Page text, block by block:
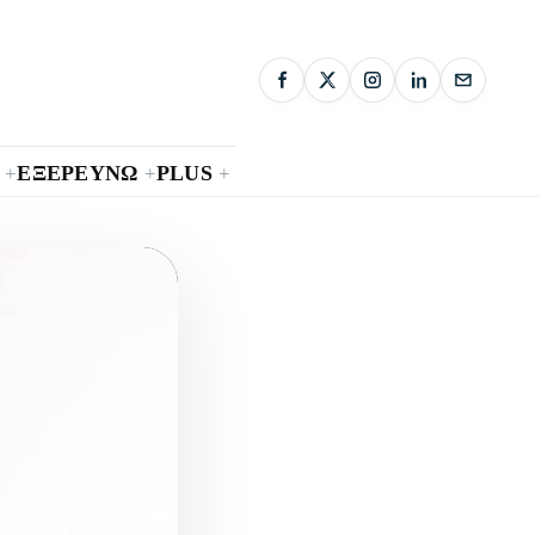
+ΕΞΕΡΕΥΝΩ +PLUS +